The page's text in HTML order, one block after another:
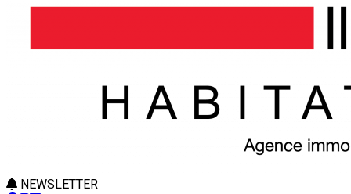
NEWSLETTER